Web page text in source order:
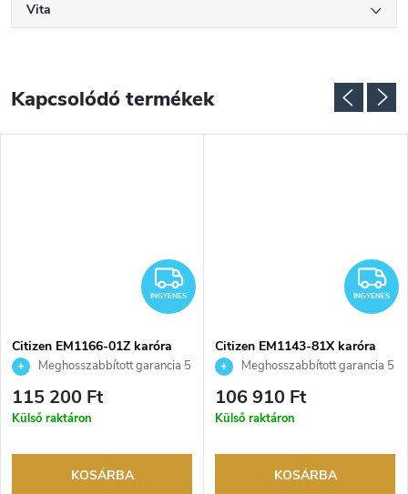
Vita
Kapcsolódó termékek
INGYENES
INGYENES
Citizen EM1166-01Z karóra
Meghosszabbított garancia 5
évre. Akár 100 napos
visszaküldési lehetőség. Hivatalos
115 200 Ft
Külső raktáron
KOSÁRBA
INGYENES
Citizen EM1143-81X karóra
Meghosszabbított garancia 5
évre. Akár 100 napos
visszaküldési lehetőség. Hivatalos
106 910 Ft
Külső raktáron
KOSÁRBA